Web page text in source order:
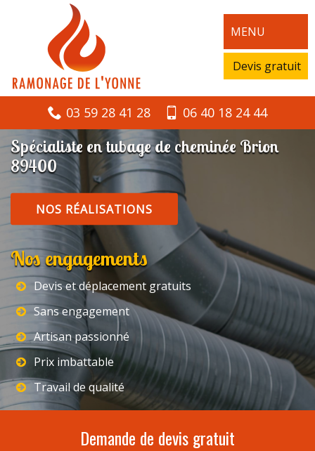
MENU
Devis gratuit
03 59 28 41 28 06 40 18 24 44
Spécialiste en tubage de cheminée Brion
89400
NOS RÉALISATIONS
Nos engagements
Devis et déplacement gratuits
Sans engagement
Artisan passionné
Prix imbattable
Travail de qualité
Demande de devis gratuit